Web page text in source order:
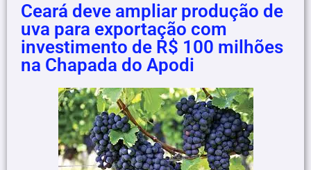
Ceará deve ampliar produção de
uva para exportação com
investimento de R$ 100 milhões
na Chapada do Apodi